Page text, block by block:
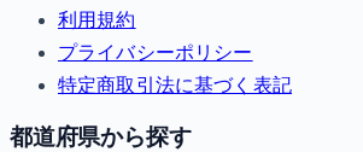
利用規約
プライバシーポリシー
特定商取引法に基づく表記
都道府県から探す